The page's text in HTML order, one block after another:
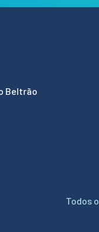
Beltrão
Todos